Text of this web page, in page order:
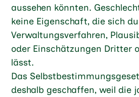
aussehen könnten.
keine Eigenschaft, die sich
Verwaltungsverfahren,
oder Einschätzungen Dritter
lässt.
Das
deshalb geschaffen, weil die